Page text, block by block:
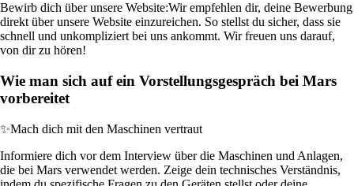
Bewirb dich über unsere Website:Wir empfehlen dir, deine Bewerbung
direkt über unsere Website einzureichen. So stellst du sicher, dass sie
schnell und unkompliziert bei uns ankommt. Wir freuen uns darauf,
von dir zu hören!
Wie man sich auf ein Vorstellungsgespräch bei Mars
vorbereitet
✨Mach dich mit den Maschinen vertraut
Informiere dich vor dem Interview über die Maschinen und Anlagen,
die bei Mars verwendet werden. Zeige dein technisches Verständnis,